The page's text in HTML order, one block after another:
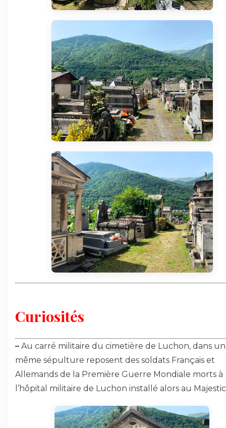
Curiosités
– Au carré militaire du cimetière de Luchon, dans
même sépulture reposent des soldats Français et
Allemands de la Première Guerre Mondiale morts à
l’hôpital militaire de Luchon installé alors au